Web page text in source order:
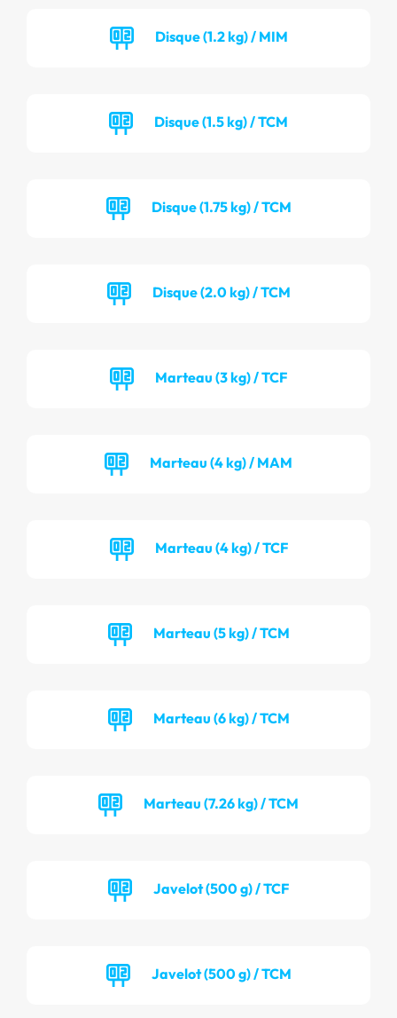
Disque (1.2 kg) / MIM
Disque (1.5 kg) / TCM
Disque (1.75 kg) / TCM
Disque (2.0 kg) / TCM
Marteau (3 kg) / TCF
Marteau (4 kg) / MAM
Marteau (4 kg) / TCF
Marteau (5 kg) / TCM
Marteau (6 kg) / TCM
Marteau (7.26 kg) / TCM
Javelot (500 g) / TCF
Javelot (500 g) / TCM